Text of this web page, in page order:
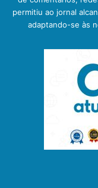
permitiu ao jornal
adaptando-se às